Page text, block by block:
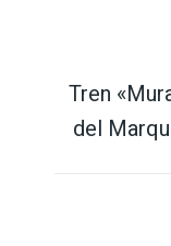
Tren
del